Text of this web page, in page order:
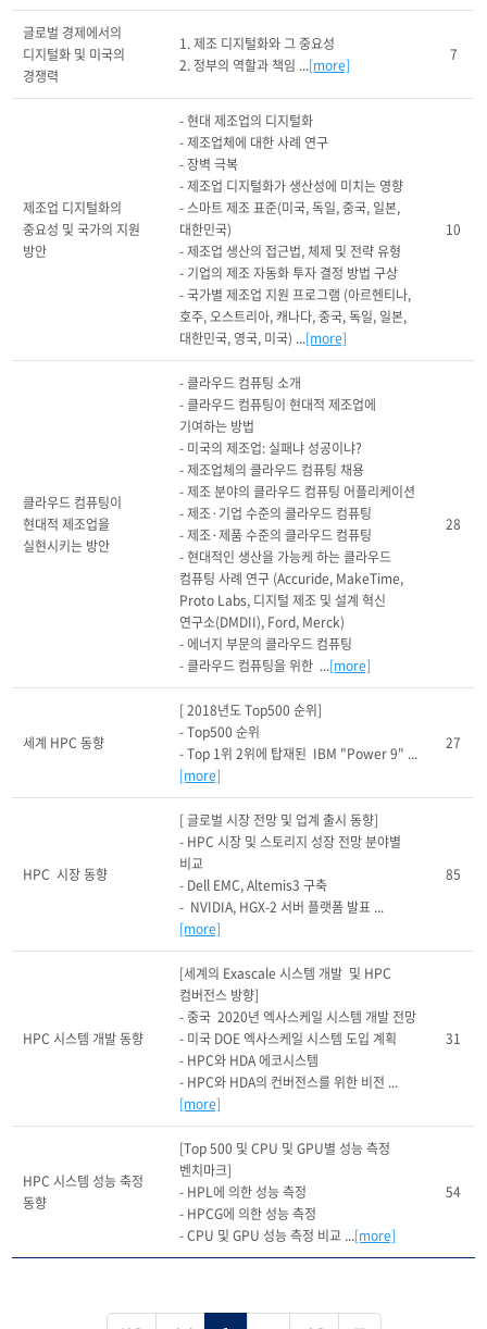
글로벌 경제에서의
디지털화 및 미국의
경쟁력
1. 제조 디지털화와 그 중요성
2. 정부의 역할과 책임 ...[more]
7
제조업 디지털화의
중요성 및 국가의 지원
방안
- 현대 제조업의 디지털화
- 제조업체에 대한 사례 연구
- 장벽 극복
- 제조업 디지털화가 생산성에 미치는 영향
- 스마트 제조 표준(미국, 독일, 중국, 일본,
대한민국)
- 제조업 생산의 접근법, 체제 및 전략 유형
- 기업의 제조 자동화 투자 결정 방법 구상
- 국가별 제조업 지원 프로그램 (아르헨티나,
호주, 오스트리아, 캐나다, 중국, 독일, 일본,
대한민국, 영국, 미국) ...[more]
10
클라우드 컴퓨팅이
현대적 제조업을
실현시키는 방안
- 클라우드 컴퓨팅 소개
- 클라우드 컴퓨팅이 현대적 제조업에
기여하는 방법
- 미국의 제조업: 실패냐 성공이냐?
- 제조업체의 클라우드 컴퓨팅 채용
- 제조 분야의 클라우드 컴퓨팅 어플리케이션
- 제조·기업 수준의 클라우드 컴퓨팅
- 제조·제품 수준의 클라우드 컴퓨팅
- 현대적인 생산을 가능케 하는 클라우드
컴퓨팅 사례 연구 (Accuride, MakeTime,
Proto Labs, 디지털 제조 및 설계 혁신
연구소(DMDII), Ford, Merck)
- 에너지 부문의 클라우드 컴퓨팅
- 클라우드 컴퓨팅을 위한  ...[more]
28
세계 HPC 동향
[ 2018년도 Top500 순위]
- Top500 순위
- Top 1위 2위에 탑재된  IBM "Power 9" ...
[more]
27
HPC  시장 동향
[ 글로벌 시장 전망 및 업계 출시 동향]
- HPC 시장 및 스토리지 성장 전망 분야별
비교
- Dell EMC, Altemis3 구축
-  NVIDIA, HGX-2 서버 플랫폼 발표 ...
[more]
85
HPC 시스템 개발 동향
[세계의 Exascale 시스템 개발  및 HPC
컴버전스 방향]
- 중국  2020년 엑사스케일 시스템 개발 전망
- 미국 DOE 엑사스케일 시스템 도입 계획
- HPC와 HDA 에코시스템
- HPC와 HDA의 컨버전스를 위한 비전 ...
[more]
31
HPC 시스템 성능 축정
동향
[Top 500 및 CPU 및 GPU별 성능 측정
벤치마크]
- HPL에 의한 성능 측정
- HPCG에 의한 성능 측정
- CPU 및 GPU 성능 측정 비교 ...[more]
54